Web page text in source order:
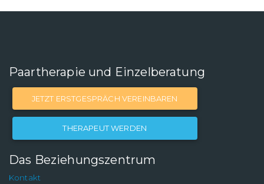
Paartherapie und Einzelberatung
JETZT ERSTGESPRÄCH VEREINBAREN
THERAPEUT WERDEN
Das Beziehungszentrum
Kontakt